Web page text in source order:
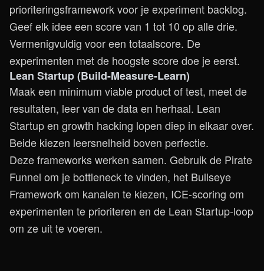
prioriteringsframework voor je experiment backlog.
Geef elk idee een score van 1 tot 10 op alle drie.
Vermenigvuldig voor een totaalscore. De
experimenten met de hoogste score doe je eerst.
Lean Startup (Build-Measure-Learn)
Maak een minimum viable product of test, meet de
resultaten, leer van de data en herhaal. Lean
Startup en growth hacking lopen diep in elkaar over.
Beide kiezen leersnelheid boven perfectie.
Deze frameworks werken samen. Gebruik de Pirate
Funnel om je bottleneck te vinden, het Bullseye
Framework om kanalen te kiezen, ICE-scoring om
experimenten te prioriteren en de Lean Startup-loop
om ze uit te voeren.